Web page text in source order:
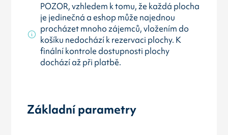
POZOR, vzhledem k tomu, že každá plocha
je jedinečná a eshop může najednou
procházet mnoho zájemců, vložením do
košíku nedochází k rezervaci plochy. K
finální kontrole dostupnosti plochy
dochází až při platbě.
Základní parametry